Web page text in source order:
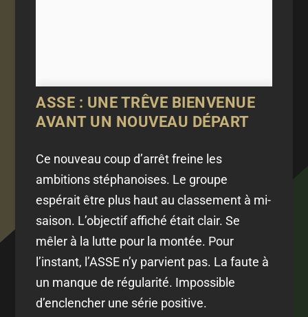
ASSE : UNE TRÊVE BIENVENUE
AVANT UN NOUVEAU DÉPART
Ce nouveau coup d’arrêt freine les
ambitions stéphanoises. Le groupe
espérait être plus haut au classement à mi-
saison. L’objectif affiché était clair. Se
mêler à la lutte pour la montée. Pour
l’instant, l’ASSE n’y parvient pas. La faute à
un manque de régularité. Impossible
d’enclencher une série positive.